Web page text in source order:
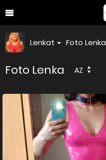
Lenkat Foto Lenka
Foto Lenka AZ